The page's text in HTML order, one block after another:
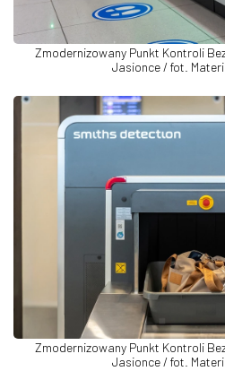
Zmodernizowany Punkt Kontroli
Jasionce / fot.
Zmodernizowany Punkt Kontroli
Jasionce / fot.